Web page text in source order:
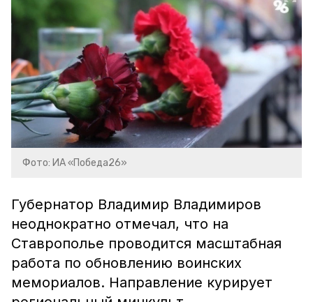
Фото: ИА «Победа26»
Губернатор Владимир Владимиров
неоднократно отмечал, что на
Ставрополье проводится масштабная
работа по обновлению воинских
мемориалов. Направление курирует